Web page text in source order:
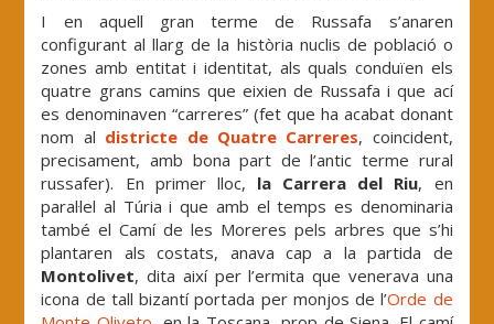
I en aquell gran terme de Russafa s’anaren
configurant al llarg de la història nuclis de població o
zones amb entitat i identitat, als quals conduïen els
quatre grans camins que eixien de Russafa i que ací
es denominaven “carreres” (fet que ha acabat donant
nom al districte de Quatre Carreres, coincident,
precisament, amb bona part de l’antic terme rural
russafer). En primer lloc, la Carrera del Riu, en
paral·lel al Túria i que amb el temps es denominaria
també el Camí de les Moreres pels arbres que s’hi
plantaren als costats, anava cap a la partida de
Montolivet, dita així per l’ermita que venerava una
icona de tall bizantí portada per monjos de l’Orde de